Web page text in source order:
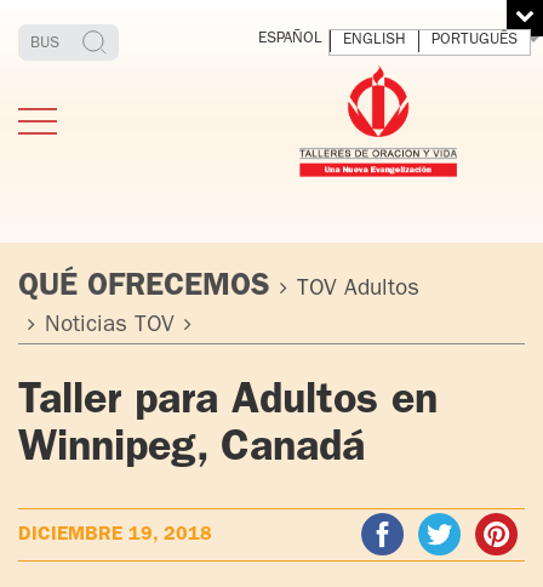
TOV ADULTOS
TOV JÓVENES
TOV
ADOLESCENTES
PADRE
IGNACIO
Y VIVIR
ESPAÑOL ENGLISH PORTUGUÊS
QUÉ OFRECEMOS
TOV Adultos
Noticias TOV
Taller para Adultos en
Winnipeg, Canadá
DICIEMBRE 19, 2018